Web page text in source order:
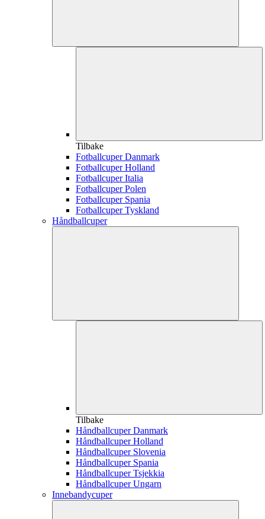
Tilbake
Fotballcuper Danmark
Fotballcuper Holland
Fotballcuper Italia
Fotballcuper Polen
Fotballcuper Spania
Fotballcuper Tyskland
Håndballcuper
Tilbake
Håndballcuper Danmark
Håndballcuper Holland
Håndballcuper Slovenia
Håndballcuper Spania
Håndballcuper Tsjekkia
Håndballcuper Ungarn
Innebandycuper